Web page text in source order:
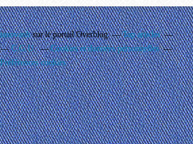
sur le portail Overblog
Top articles
C.G.U.
Cookies et données personnelles
Préférences cookies